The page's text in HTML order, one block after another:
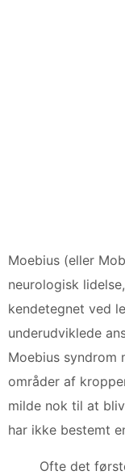
Moebius (eller
neurologisk
kendetegnet ved
underudviklede
Moebius syndrom
områder af
milde nok til at
har ikke bestemt
Ofte det